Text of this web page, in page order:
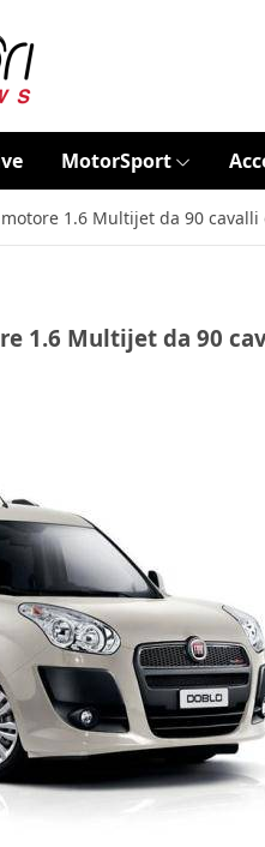
MotorSport
1.6 Multijet da 90
1.6 Multijet da 90